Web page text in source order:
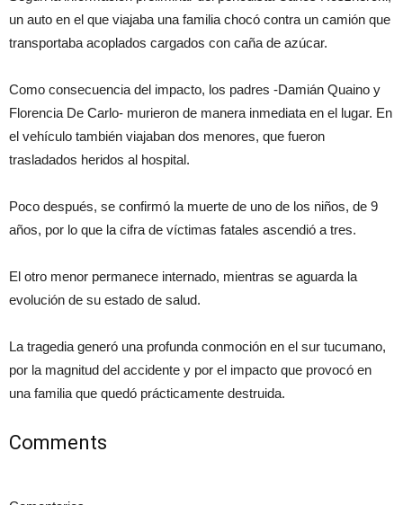
un auto en el que viajaba una familia chocó contra un camión que
transportaba acoplados cargados con caña de azúcar.
Como consecuencia del impacto, los padres -Damián Quaino y
Florencia De Carlo- murieron de manera inmediata en el lugar. En
el vehículo también viajaban dos menores, que fueron
trasladados heridos al hospital.
Poco después, se confirmó la muerte de uno de los niños, de 9
años, por lo que la cifra de víctimas fatales ascendió a tres.
El otro menor permanece internado, mientras se aguarda la
evolución de su estado de salud.
La tragedia generó una profunda conmoción en el sur tucumano,
por la magnitud del accidente y por el impacto que provocó en
una familia que quedó prácticamente destruida.
Comments